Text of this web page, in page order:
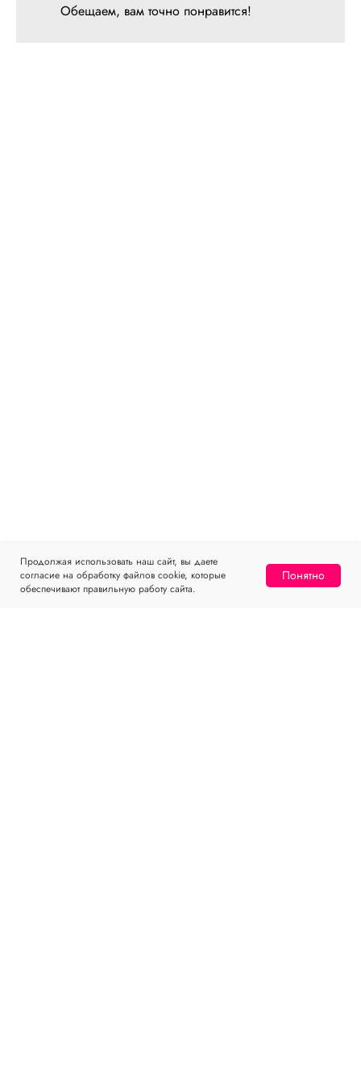
Продолжая использовать наш сайт, вы даете
согласие на обработку файлов cookie, которые
обеспечивают правильную работу сайта.
Понятно
Обещаем, вам точно понравится!